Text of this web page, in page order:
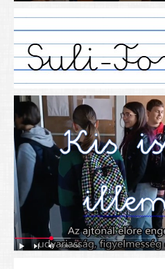
Nyitva tartás
SZÜLŐKNEK
Google Tanterem, Classroom
Tanév rendje
Étkezés befizetése
Étlap
eKréta
Diákigazolvány igénylése
Mindennapos testnevelés